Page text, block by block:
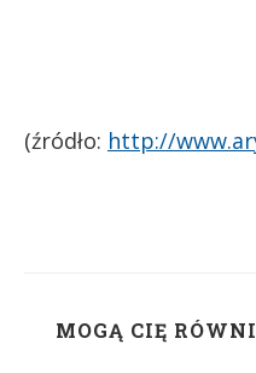
(źródło: http://
MOGĄ CIĘ